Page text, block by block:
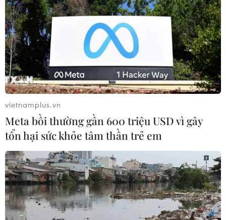
mở đường cho sáng tạo
06/08/2026 04:25
Quảng Trị bảo tồn di tích và hệ thống
mạch nước ngầm ở 14 giếng cổ xã
Cồn Tiên
06/08/2026 03:01
Phát động Cuộc thi Sáng tạo Video
2026 cho công dân Pháp ngữ
06/08/2026 02:29
Đà Nẵng lần đầu đăng cai chung kết
vietnamplus.vn
Meta bồi thường gần 600 triệu USD vì gây
tổn hại sức khỏe tâm thần trẻ em